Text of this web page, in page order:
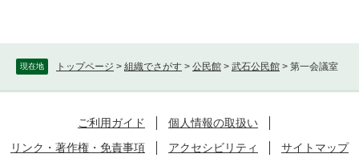
現在地 トップページ > 組織でさがす > 公民館 > 武石公民館 > 第一会議室
ご利用ガイド
個人情報の取扱い
リンク・著作権・免責事項
アクセシビリティ サイトマップ